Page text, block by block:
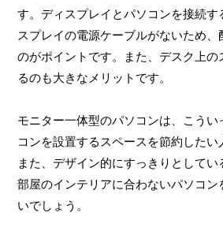
す。ディスプレイとパソコンを接続す
スプレイの電源ケーブルがないため、
のがポイントです。また、デスク上の
るのも大きなメリットです。
モニター一体型のパソコンは、こうい
コンを設置するスペースを節約したい
また、デザイン的にすっきりとしてい
部屋のインテリアに合わないパソコン
いでしょう。